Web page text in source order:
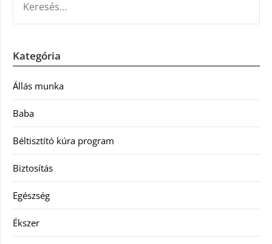
Kategória
Állás munka
Baba
Béltisztító kúra program
Biztosítás
Egészség
Ékszer